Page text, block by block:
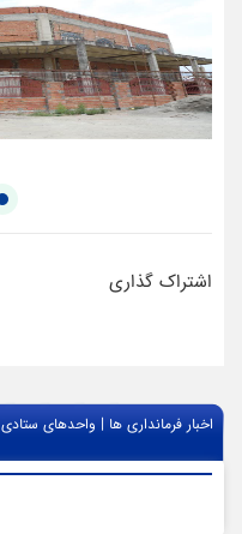
اشتراک گذاری
اخبار فرمانداری ها | واحدهای ستادی